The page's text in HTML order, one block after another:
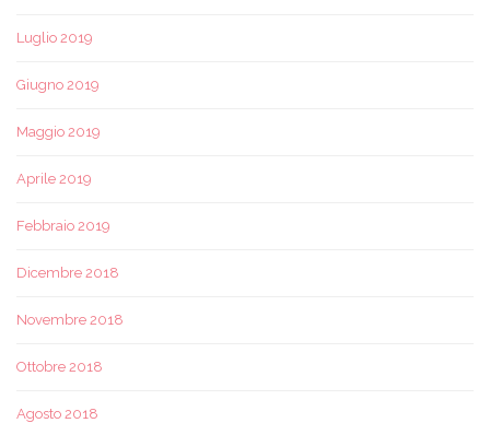
Luglio 2019
Giugno 2019
Maggio 2019
Aprile 2019
Febbraio 2019
Dicembre 2018
Novembre 2018
Ottobre 2018
Agosto 2018